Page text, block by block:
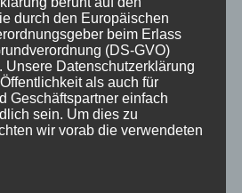
und Umfragen
durch den Europäischen
beim Erlass
(DS-GVO)
Unsere Datenschutzerklärung
als auch für
Geschäftspartner einfach
sein. Um dies zu
wir vorab die verwendeten